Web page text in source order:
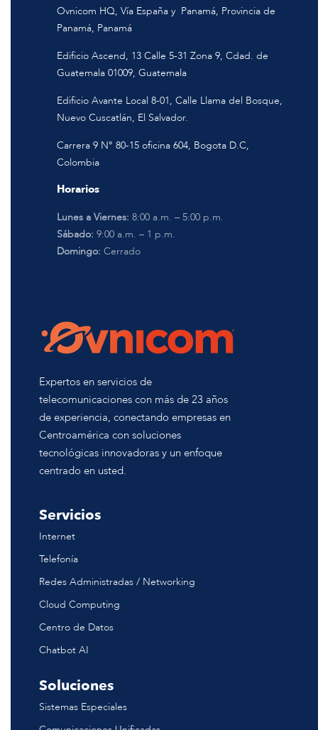
Ovnicom HQ, Vía España y Panamá, Provincia de
Panamá, Panamá
Edificio Ascend, 13 Calle 5-31 Zona 9, Cdad. de
Guatemala 01009, Guatemala
Edificio Avante Local 8-01, Calle Llama del Bosque,
Nuevo Cuscatlán, El Salvador.
Carrera 9 N° 80-15 oficina 604, Bogota D.C,
Colombia
Horarios
Lunes a Viernes: 8:00 a.m. – 5:00 p.m.
Sábado: 9:00 a.m. – 1 p.m.
Domingo: Cerrado
Expertos en servicios de
telecomunicaciones con más de 23 años
de experiencia, conectando empresas en
Centroamérica con soluciones
tecnológicas innovadoras y un enfoque
centrado en usted.
Servicios
Internet
Telefonía
Redes Administradas / Networking
Cloud Computing
Centro de Datos
Chatbot AI
Soluciones
Sistemas Especiales